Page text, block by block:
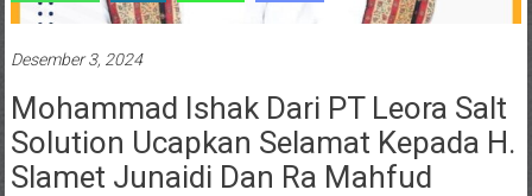
Desember 3, 2024
Mohammad Ishak Dari PT Leora Salt
Solution Ucapkan Selamat Kepada H.
Slamet Junaidi Dan Ra Mahfud